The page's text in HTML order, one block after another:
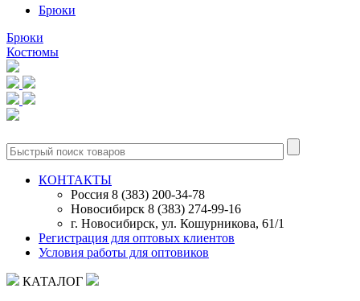
Брюки
Брюки
Костюмы
КОНТАКТЫ
Россия 8 (383) 200-34-78
Новосибирск 8 (383) 274-99-16
г. Новосибирск, ул. Кошурникова, 61/1
Регистрация для оптовых клиентов
Условия работы для оптовиков
КАТАЛОГ